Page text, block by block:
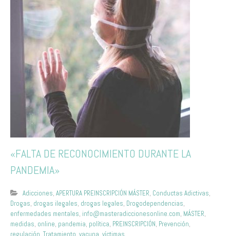
«FALTA DE RECONOCIMIENTO DURANTE LA
PANDEMIA»
Adicciones, APERTURA PREINSCRIPCIÓN MÁSTER, Conductas Adictivas,
Drogas, drogas ilegales, drogas legales, Drogodependencias,
enfermedades mentales, info@masteradiccionesonline.com, MÁSTER,
medidas, online, pandemia, política, PREINSCRIPCIÓN, Prevención,
regulación, Tratamiento, vacuna, víctimas,